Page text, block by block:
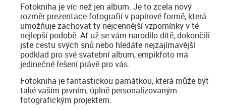
Fotokniha je víc než jen album. Je to zcela nový
rozměr prezentace fotografií v papírové formě, která
umožňuje zachovat ty nejcennější vzpomínky v té
nejlepší podobě. Ať už se vám narodilo dítě, dokončili
jste cestu svých snů nebo hledáte nejzajímavější
podklad pro své svatební album, empikfoto má
jedinečné řešení právě pro vás.
Fotokniha je fantastickou památkou, která může být
také vaším prvním, úplně personalizovaným
fotografickým projektem.